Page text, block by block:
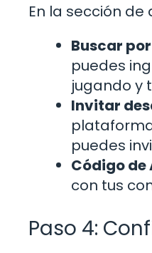
En la sección
Buscar
puedes
jugando y
Invitar
puedes
Código de
con tus
Paso 4: